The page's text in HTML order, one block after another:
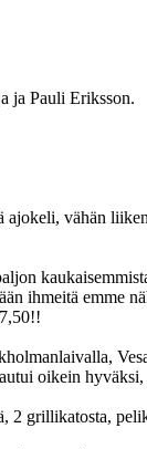
ja Pauli Eriksson.
vähän
kaukaisemmista
emme
Vesa
hyväksi, 3